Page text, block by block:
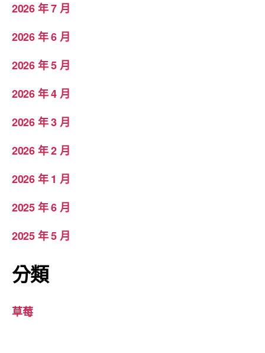
2026 年 7 月
2026 年 6 月
2026 年 5 月
2026 年 4 月
2026 年 3 月
2026 年 2 月
2026 年 1 月
2025 年 6 月
2025 年 5 月
分類
草莓